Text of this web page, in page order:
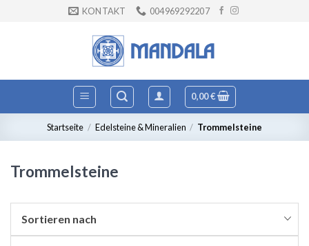
KONTAKT 004969292207
0,00€
Startseite / Edelsteine & Mineralien / Trommelsteine
Trommelsteine
Sortieren nach